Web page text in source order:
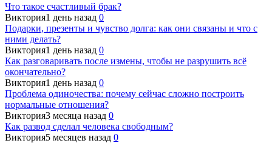
Что такое счастливый брак?
Виктория1 день назад 0
Подарки, презенты и чувство долга: как они связаны и что с
ними делать?
Виктория1 день назад 0
Как разговаривать после измены, чтобы не разрушить всё
окончательно?
Виктория1 день назад 0
Проблема одиночества: почему сейчас сложно построить
нормальные отношения?
Виктория3 месяца назад 0
Как развод сделал человека свободным?
Виктория5 месяцев назад 0